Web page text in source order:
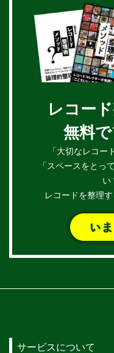
レコー
無料
「大切なレコー
「スペースをとっ
い
レコードを整理
サービスについて